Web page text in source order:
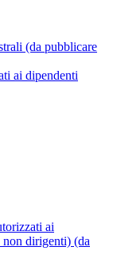
(da pubblicare
ai dipendenti
ai
dirigenti) (da